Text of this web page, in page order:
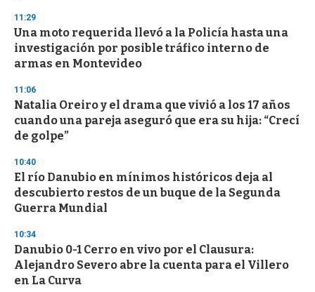
s
e
c
o
n
11:29
Una moto requerida llevó a la Policía hasta una
investigación por posible tráfico interno de
armas en Montevideo
11:06
Natalia Oreiro y el drama que vivió a los 17 años
cuando una pareja aseguró que era su hija: “Crecí
de golpe”
10:40
El río Danubio en mínimos históricos deja al
descubierto restos de un buque de la Segunda
Guerra Mundial
10:34
Danubio 0-1 Cerro en vivo por el Clausura:
Alejandro Severo abre la cuenta para el Villero
en La Curva